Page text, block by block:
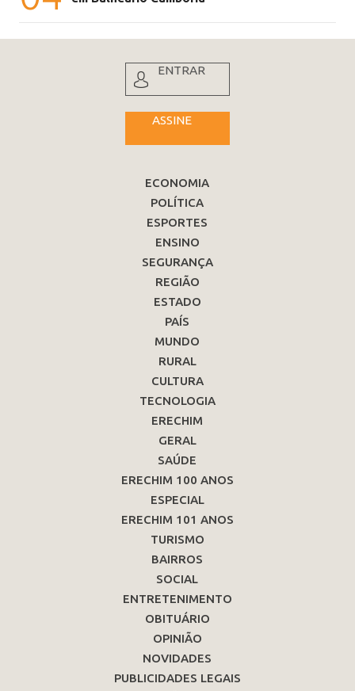
ENTRAR
ASSINE
ECONOMIA
POLÍTICA
ESPORTES
ENSINO
SEGURANÇA
REGIÃO
ESTADO
PAÍS
MUNDO
RURAL
CULTURA
TECNOLOGIA
ERECHIM
GERAL
SAÚDE
ERECHIM 100 ANOS
ESPECIAL
ERECHIM 101 ANOS
TURISMO
BAIRROS
SOCIAL
ENTRETENIMENTO
OBITUÁRIO
OPINIÃO
NOVIDADES
PUBLICIDADES LEGAIS